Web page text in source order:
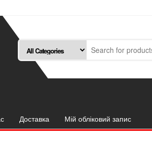
Доставка Мій обліковий запис